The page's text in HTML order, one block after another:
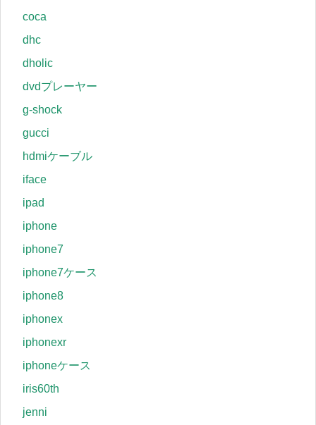
coca
dhc
dholic
dvdプレーヤー
g-shock
gucci
hdmiケーブル
iface
ipad
iphone
iphone7
iphone7ケース
iphone8
iphonex
iphonexr
iphoneケース
iris60th
jenni